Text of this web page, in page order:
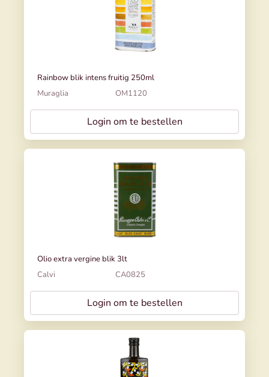
Rainbow blik intens fruitig 250ml
Muraglia
OM1120
Login om te bestellen
Olio extra vergine blik 3lt
Calvi
CA0825
Login om te bestellen